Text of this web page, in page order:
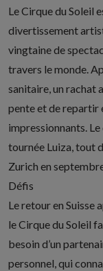
Le Cirque du Soleil
divertissement
vingtaine de
travers le monde.
sanitaire, un rachat
pente et de repartir
impressionnants.
tournée Luiza, tout
Zurich en
Défis
Le retour en Suisse
le Cirque du Soleil
besoin d’un
personnel, qui